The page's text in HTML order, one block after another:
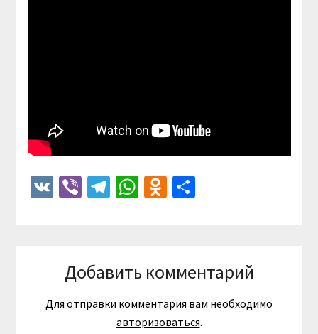
VKViberTelegram
WhatsApp
Odnoklassniki
Отправить
Добавить комментарий
Для отправки комментария вам необходимо
авторизоваться.